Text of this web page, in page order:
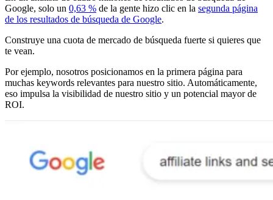
Google, solo un 0,63 % de la gente hizo clic en la segunda página
de los resultados de búsqueda de Google.
Construye una cuota de mercado de búsqueda fuerte si quieres que
te vean.
Por ejemplo, nosotros posicionamos en la primera página para
muchas keywords relevantes para nuestro sitio. Automáticamente,
eso impulsa la visibilidad de nuestro sitio y un potencial mayor de
ROI.